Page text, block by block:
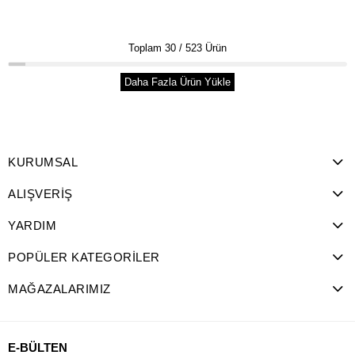
Toplam 30 / 523 Ürün
Daha Fazla Ürün Yükle
KURUMSAL
ALIŞVERİŞ
YARDIM
POPÜLER KATEGORİLER
MAĞAZALARIMIZ
E-BÜLTEN